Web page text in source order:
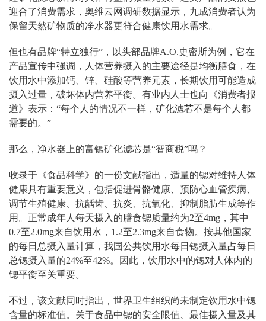
迎合了消费需求，奥维云网调研数据显示，九成消费者认为
保留天然矿物质的净水器更符合健康饮用水需求。
但也有品牌“特立独行” ，以头部品牌A.O.史密斯为例，它在
产品宣传中强调，人体营养摄入的主要途径是均衡膳食，在
饮用水中添加钙、锌、硅酸等营养元素，长期饮用可能造成
摄入过量，破坏体内营养平衡。有业内人士也向《消费者报
道》表示： “每个人的情况不一样，矿化滤芯不是每个人都
需要的。 ”
那么，净水器上的富锶矿化滤芯是“智商税”吗？
收录于《食品科学》的一份文献指出，适量的锶对维持人体
健康具有重要意义，包括促进骨骼健康、预防心血管疾病、
调节生殖健康、抗龋齿、抗炎、抗氧化、抑制脂肪生成等作
用。正常成年人每天摄入的膳食锶质量约为2至4mg ，其中
0.7至2.0mg来自饮用水， 1.2至2.3mg来自食物。按其他国家
的每日总摄入量计算，我国公共饮用水每日锶摄入量占每日
总锶摄入量的24%至42%。因此，饮用水中的锶对人体内的
锶平衡至关重要。
不过，该文献同时指出，世界卫生组织尚未制定饮用水中锶
含量的标准值。关于食品中锶的安全限值、最佳摄入量及其